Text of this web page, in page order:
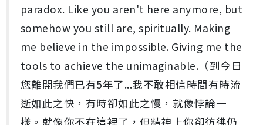
paradox. Like you aren't here anymore, but
somehow you still are, spiritually. Making
me believe in the impossible. Giving me the
tools to achieve the unimaginable.（到今日
您離開我們已有5年了...我不敢相信時間有時流
逝如此之快，有時卻如此之慢，就像悖論一
樣。就像你不在這裡了，但精神上你卻彷彿仍